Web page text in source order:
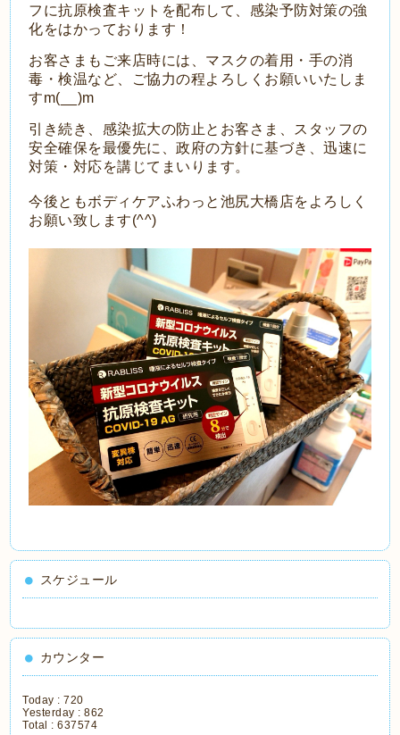
フに抗原検査キットを配布して、感染予防対策の強
化をはかっております！
お客さまもご来店時には、マスクの着用・手の消
毒・検温など、ご協力の程よろしくお願いいたしま
すm(__)m
引き続き、感染拡大の防止とお客さま、スタッフの
安全確保を最優先に、政府の方針に基づき、迅速に
対策・対応を講じてまいります。
今後ともボディケアふわっと池尻大橋店をよろしく
お願い致します(^^)
スケジュール
カウンター
Today :720
Yesterday :862
Total :637574